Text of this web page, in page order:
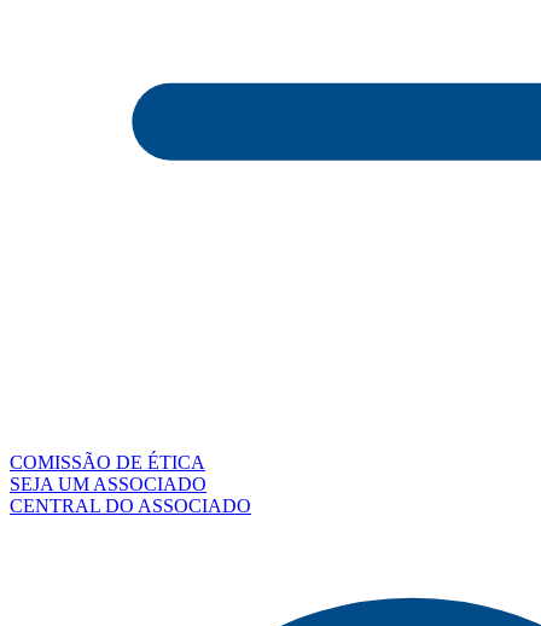
COMISSÃO DE ÉTICA
SEJA UM ASSOCIADO
CENTRAL DO ASSOCIADO